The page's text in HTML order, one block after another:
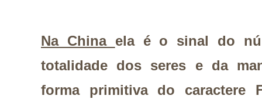
Na China ela é o sinal do
totalidade dos seres e da
forma primitiva do caractere